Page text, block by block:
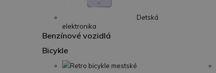
Detská
elektronika
Benzínové vozidlá
Bicykle
Retro bicykle mestské